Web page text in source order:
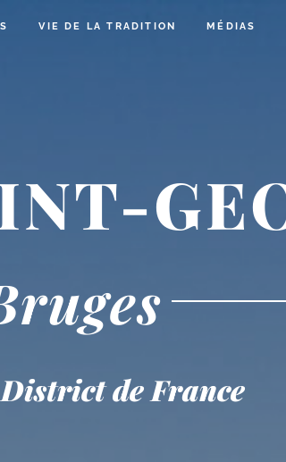
VIE DE LA TRADITION MÉDIAS
de France